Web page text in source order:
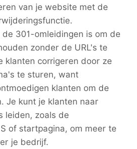
van je website met de
301-omleidingen is om de
zonder de URL's te
klanten corrigeren door ze
te sturen, want
klanten om de
Je kunt je klanten naar
leiden, zoals de
of startpagina, om meer te
je bedrijf.